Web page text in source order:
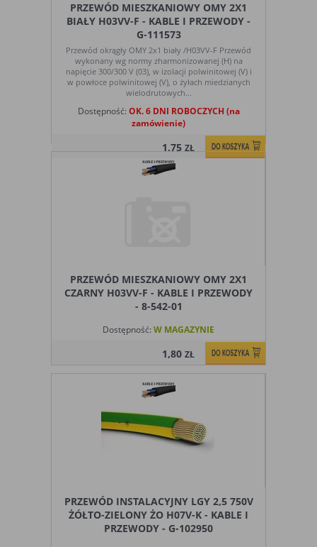
PRZEWÓD MIESZKANIOWY OMY 2X1
BIAŁY H03VV-F - KABLE I PRZEWODY -
G-111573
Przewód okrągły OMY 2x1 biały /H03VV-F Przewód
wykonany wg normy zharmonizowanej (H) na
napięcie 300/300 V (03), w izolacji polwinitowej (V) i
w powłoce polwinitowej (V), o żyłach miedzianych
wielodrutowych...
Dostępność: OK. 6 DNI ROBOCZYCH (na
zamówienie)
1,75ZŁ
PRZEWÓD MIESZKANIOWY OMY 2X1
CZARNY H03VV-F - KABLE I PRZEWODY
- 8-542-01
Dostępność: W MAGAZYNIE
1,80ZŁ
PRZEWÓD INSTALACYJNY LGY 2,5 750V
ŻÓŁTO-ZIELONY ŻO H07V-K - KABLE I
PRZEWODY - G-102950